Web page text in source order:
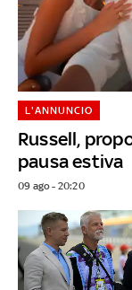
Russell,
pausa estiva
L'ANNUNCIO
09 ago - 20:20